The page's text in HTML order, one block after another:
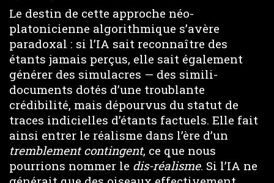
Le destin de cette approche néo-
platonicienne algorithmique s’avère
paradoxal : si l’IA sait reconnaître des
étants jamais perçus, elle sait également
générer des simulacres — des simili-
documents dotés d’une troublante
crédibilité, mais dépourvus du statut de
traces indicielles d’étants factuels. Elle fait
ainsi entrer le réalisme dans l’ère d’un
tremblement contingent, ce que nous
pourrions nommer le dis-réalisme. Si l’IA ne